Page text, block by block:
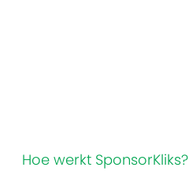
Hoe werkt SponsorKliks?